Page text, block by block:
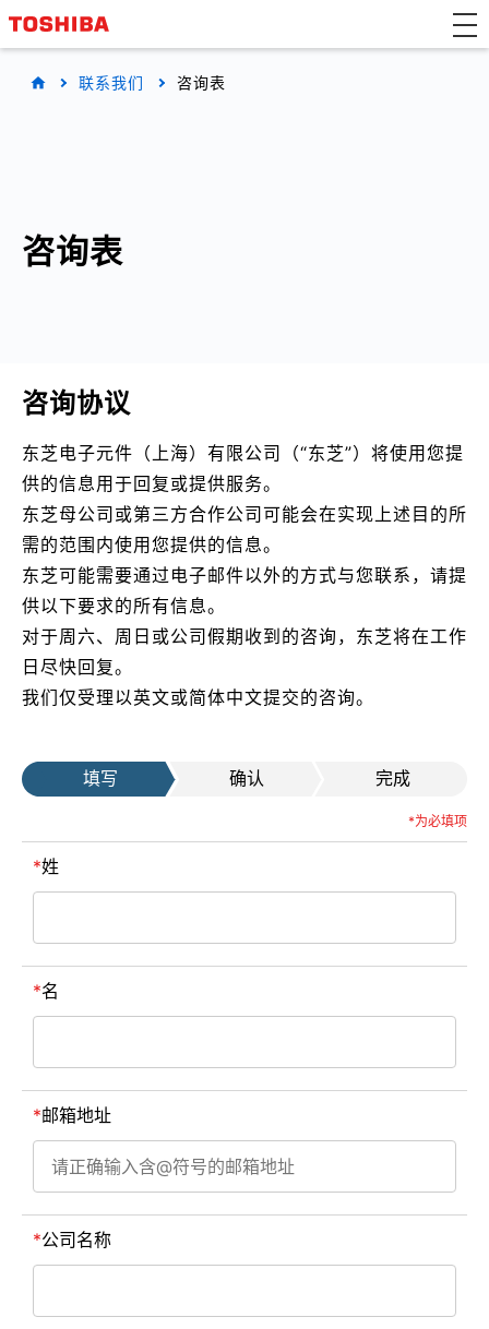
联系我们 咨询表
咨询表
咨询协议
东芝电子元件（上海）有限公司（“东芝”）将使用您提
供的信息用于回复或提供服务。
东芝母公司或第三方合作公司可能会在实现上述目的所
需的范围内使用您提供的信息。
东芝可能需要通过电子邮件以外的方式与您联系，请提
供以下要求的所有信息。
对于周六、周日或公司假期收到的咨询，东芝将在工作
日尽快回复。
我们仅受理以英文或简体中文提交的咨询。
填写 确认 完成
*为必填项
姓
名
邮箱地址
公司名称